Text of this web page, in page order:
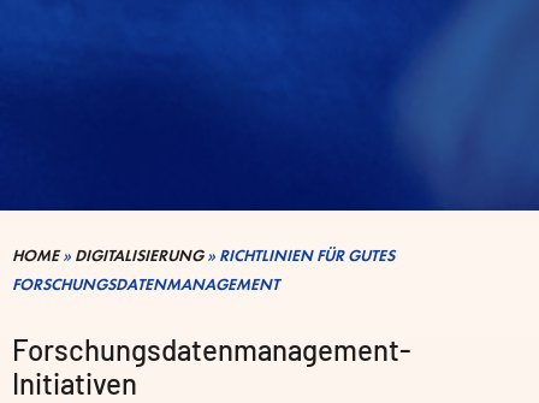
HOME» DIGITALISIERUNG» RICHTLINIEN FÜR GUTES
FORSCHUNGSDATENMANAGEMENT
Forschungsdatenmanagement-
Initiativen